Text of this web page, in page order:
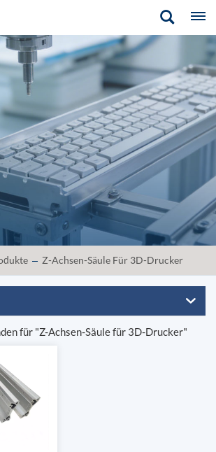
Z-Achsen-Säule Für 3D-Drucker
für "Z-Achsen-Säule für 3D-Drucker"